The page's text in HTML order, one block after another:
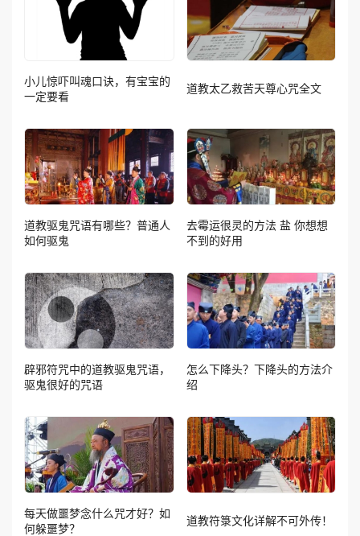
小儿惊吓叫魂口诀，有宝宝的
一定要看
道教太乙救苦天尊心咒全文
道教驱鬼咒语有哪些？普通人
如何驱鬼
去霉运很灵的方法 盐 你想想
不到的好用
辟邪符咒中的道教驱鬼咒语，
驱鬼很好的咒语
怎么下降头？下降头的方法介
绍
每天做噩梦念什么咒才好？如
何躲噩梦？
道教符箓文化详解不可外传！